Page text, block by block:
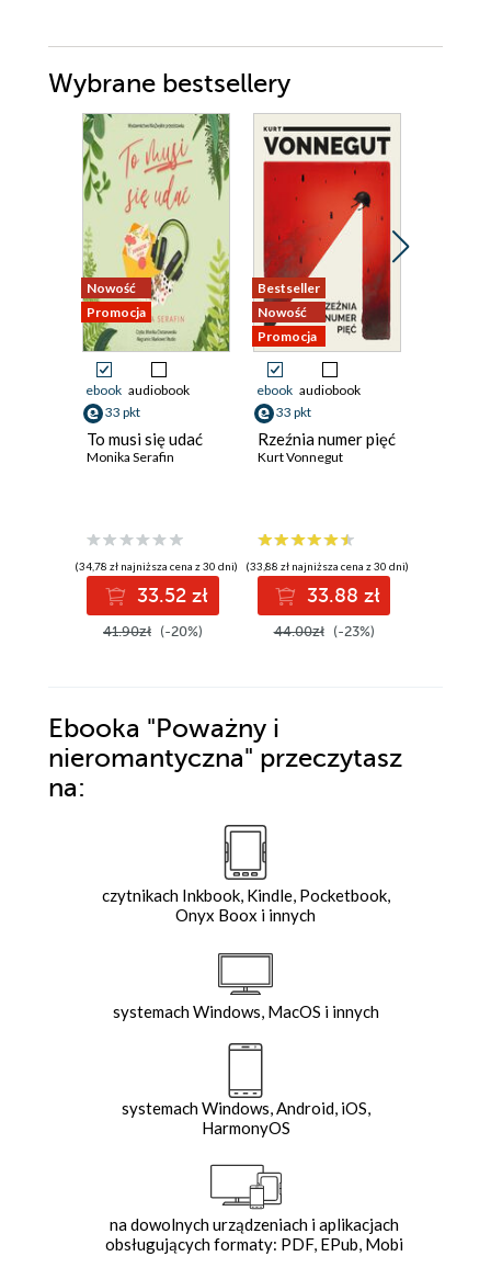
Wybrane bestsellery
Nowość
Promocja
ebook audiobook
33 pkt
To musi się udać
Monika Serafin
(34,78 zł najniższa cena z 30 dni)
33.52 zł
41.90zł (-20%)
Bestseller
Nowość
Promocja
ebook audiobook
33 pkt
Rzeźnia numer pięć
Kurt Vonnegut
(33,88 zł najniższa cena z 30 dni)
33.88 zł
44.00zł (-23%)
Ebooka "Poważny i
nieromantyczna" przeczytasz
na:
czytnikach Inkbook, Kindle, Pocketbook,
Onyx Boox i innych
systemach Windows, MacOS i innych
systemach Windows, Android, iOS,
HarmonyOS
na dowolnych urządzeniach i aplikacjach
obsługujących formaty: PDF, EPub, Mobi